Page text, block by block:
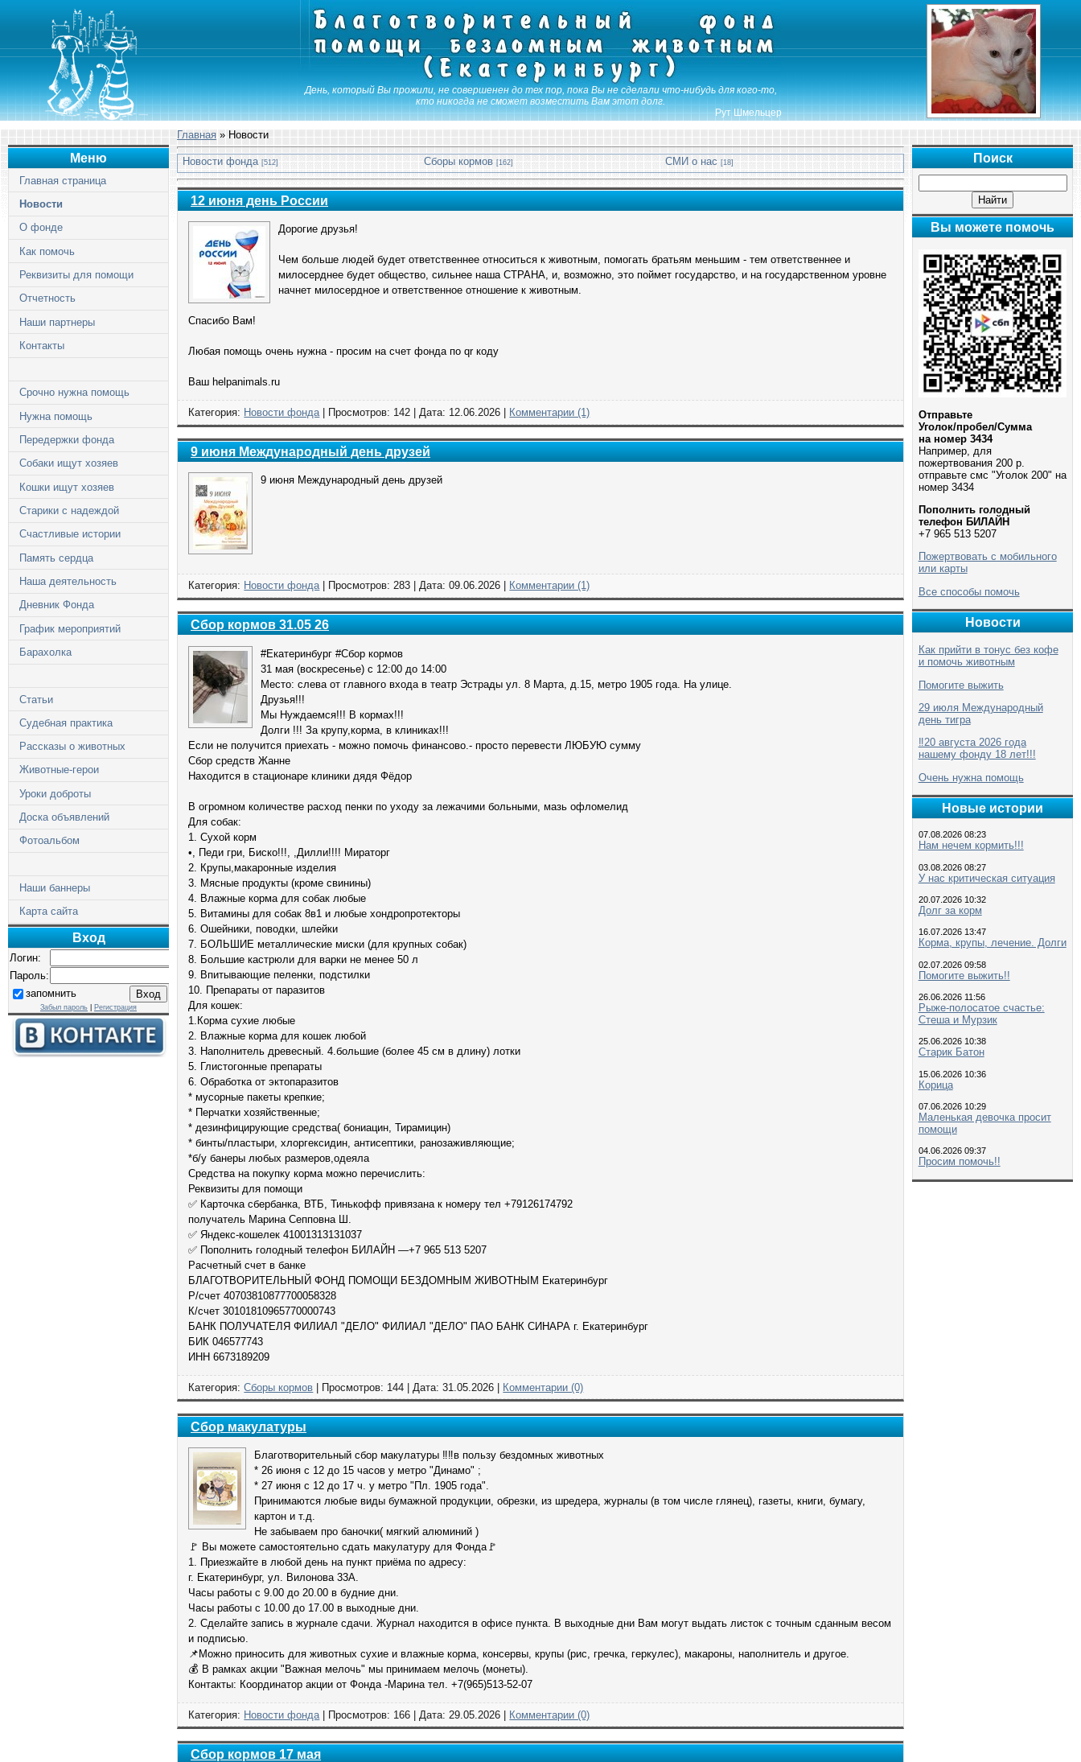
День, который Вы прожили, не совершенен до тех пор, пока Вы не сделали что-нибудь для кого-то,
кто никогда не сможет возместить Вам этот долг.
Рут Шмельцер
Меню
Главная страница
Новости
О фонде
Как помочь
Реквизиты для помощи
Отчетность
Наши партнеры
Контакты
Срочно нужна помощь
Нужна помощь
Передержки фонда
Собаки ищут хозяев
Кошки ищут хозяев
Старики с надеждой
Счастливые истории
Память сердца
Наша деятельность
Дневник Фонда
График мероприятий
Барахолка
Статьи
Судебная практика
Рассказы о животных
Животные-герои
Уроки доброты
Доска объявлений
Фотоальбом
Наши баннеры
Карта сайта
Вход
Логин:
Пароль:
запомнить
Забыл пароль Регистрация
Поиск
Вы можете помочь
Отправьте
Уголок/пробел/Сумма
на номер 3434
Например, для
пожертвования 200 р.
отправьте смс "Уголок 200" на
номер 3434
Пополнить голодный
телефон БИЛАЙН
+7 965 513 5207
Пожертвовать с мобильного
или карты
Все способы помочь
Новости
Как прийти в тонус без кофе
и помочь животным
Помогите выжить
29 июля Международный
день тигра
‼️20 августа 2026 года
нашему фонду 18 лет!!!
Очень нужна помощь
Новые истории
07.08.2026 08:23
Нам нечем кормить!!!
03.08.2026 08:27
У нас критическая ситуация
20.07.2026 10:32
Долг за корм
16.07.2026 13:47
Корма, крупы, лечение. Долги
02.07.2026 09:58
Помогите выжить!!
26.06.2026 11:56
Рыже-полосатое счастье:
Стеша и Мурзик
25.06.2026 10:38
Старик Батон
15.06.2026 10:36
Корица
07.06.2026 10:29
Маленькая девочка просит
помощи
04.06.2026 09:37
Просим помочь!!
Главная » Новости
Новости фонда [512] Сборы кормов [162] СМИ о нас [18]
12 июня день России
Дорогие друзья!
Чем больше людей будет ответственнее относиться к животным, помогать братьям меньшим - тем ответственнее и
милосерднее будет общество, сильнее наша СТРАНА, и, возможно, это поймет государство, и на государственном уровне
начнет милосердное и ответственное отношение к животным.
Спасибо Вам!
Любая помощь очень нужна - просим на счет фонда по qr коду
Ваш helpanimals.ru
Категория: Новости фонда | Просмотров: 142 | Дата: 12.06.2026 Комментарии (1)
9 июня Международный день друзей
9 июня Международный день друзей
Категория: Новости фонда| Просмотров: 283 | Дата:09.06.2026 Комментарии (1)
Сбор кормов 31.05 26
#Екатеринбург #Сбор кормов
31 мая (воскресенье) с 12:00 до 14:00
Место: слева от главного входа в театр Эстрады ул. 8 Марта, д.15, метро 1905 года. На улице.
Друзья!!!
Мы Нуждаемся!!! В кормах!!!
Долги !!! За крупу,корма, в клиниках!!!
Если не получится приехать - можно помочь финансово.- просто перевести ЛЮБУЮ сумму
Сбор средств Жанне
Находится в стационаре клиники дядя Фёдор
В огромном количестве расход пенки по уходу за лежачими больными, мазь офломелид
Для собак:
1. Сухой корм
•, Педи гри, Биско!!!, ,Дилли!!!! Мираторг
2. Крупы,макаронные изделия
3. Мясные продукты (кроме свинины)
4. Влажные корма для собак любые
5. Витамины для собак 8в1 и любые хондропротекторы
6. Ошейники, поводки, шлейки
7. БОЛЬШИЕ металлические миски (для крупных собак)
8. Большие кастрюли для варки не менее 50 л
9. Впитывающие пеленки, подстилки
10. Препараты от паразитов
Для кошек:
1.Корма сухие любые
2. Влажные корма для кошек любой
3. Наполнитель древесный. 4.большие (более 45 см в длину) лотки
5. Глистогонные препараты
6. Обработка от эктопаразитов
* мусорные пакеты крепкие;
* Перчатки хозяйственные;
* дезинфицирующие средства( бониацин, Тирамицин)
* бинты/пластыри, хлоргексидин, антисептики, ранозаживляющие;
*б/у банеры любых размеров,одеяла
Средства на покупку корма можно перечислить:
Реквизиты для помощи
✅ Карточка сбербанка, ВТБ, Тинькофф привязана к номеру тел +79126174792
получатель Марина Сепповна Ш.
✅ Яндекс-кошелек 41001313131037
✅ Пополнить голодный телефон БИЛАЙН —+7 965 513 5207
Расчетный счет в банке
БЛАГОТВОРИТЕЛЬНЫЙ ФОНД ПОМОЩИ БЕЗДОМНЫМ ЖИВОТНЫМ Екатеринбург
Р/счет 40703810877700058328
К/счет 30101810965770000743
БАНК ПОЛУЧАТЕЛЯ ФИЛИАЛ "ДЕЛО" ФИЛИАЛ "ДЕЛО" ПАО БАНК СИНАРА г. Екатеринбург
БИК 046577743
ИНН 6673189209
Категория:Сборы кормов | Просмотров: 144 | Дата:31.05.2026 | Комментарии (0)
Сбор макулатуры
Благотворительный сбор макулатуры ‼‼в пользу бездомных животных
* 26 июня с 12 до 15 часов у метро "Динамо" ;
* 27 июня с 12 до 17 ч. у метро "Пл. 1905 года".
Принимаются любые виды бумажной продукции, обрезки, из шредера, журналы (в том числе глянец), газеты, книги, бумагу,
картон и т.д.
Не забываем про баночки( мягкий алюминий )
🚩 Вы можете самостоятельно сдать макулатуру для Фонда🚩
1. Приезжайте в любой день на пункт приёма по адресу:
г. Екатеринбург, ул. Вилонова 33А.
Часы работы с 9.00 до 20.00 в будние дни.
Часы работы с 10.00 до 17.00 в выходные дни.
2. Сделайте запись в журнале сдачи. Журнал находится в офисе пункта. В выходные дни Вам могут выдать листок с точным сданным весом
и подписью.
📌Можно приносить для животных сухие и влажные корма, консервы, крупы (рис, гречка, геркулес), макароны, наполнитель и другое.
💰 В рамках акции "Важная мелочь" мы принимаем мелочь (монеты).
Контакты: Координатор акции от Фонда -Марина тел. +7(965)513-52-07
Категория: Новости фонда | Просмотров: 166 | Дата: 29.05.2026 Комментарии (0)
Сбор кормов 17 мая